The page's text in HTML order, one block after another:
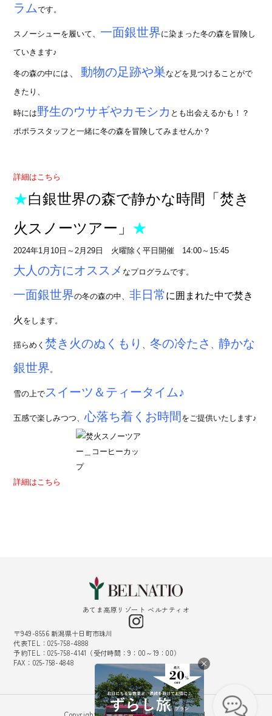
ラムです。
スノーシューを履いて、 一面銀世界に染まった冬の森を冒険し
ていきます♪
冬の森の中には 、動物の足跡や巣などを見つけることがで
きたり、
時には野生のウサギやカモシカ とも出会えるかも！？
ポポラスタッフと一緒に冬の森を冒険してみませんか？
詳細はこちら
★白銀世界の森で静かな時間 「焚き
火スノーツアー」 ★
2024年1月10日～2月29日 火曜除く平日開催 14:00～15:45
大人の方にオススメ なプログラムです。
一面銀世界の冬の森の中、非日常に囲まれた中で焚き
火 をします。
揺らめく焚き火のぬくもり 、冬の冷たさ 、静かな
銀世界 。
雪の上で スイーツ＆ティータイム♪
五感で楽しみつつ、心落ち着くお時間をご提供いたします♪
詳細はこちら
あてま高原リゾート ベルナティオ
〒949-8556 新潟県十日町市珠川
代表TEL：025-758-4888
予約TEL：025-758-4141（受付時間：9：00～19：00）
FAX：025-758-4848
採用情報